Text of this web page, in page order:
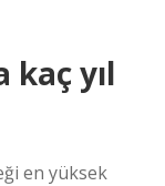
kaç yıl
en yüksek